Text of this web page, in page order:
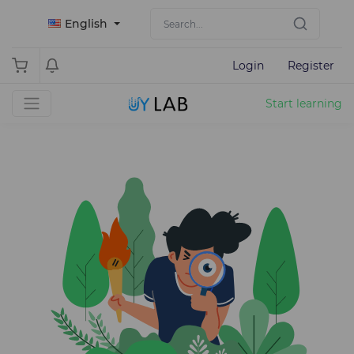
English
Login Register
Start learning